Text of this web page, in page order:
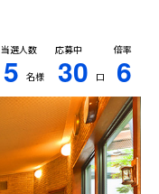
当選人数
5 名様
応募中
30 口
倍率
6